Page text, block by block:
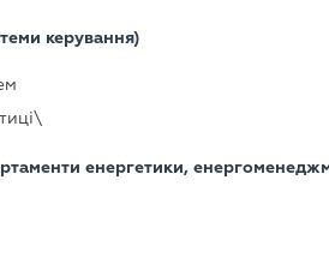
керування)
енергетики,